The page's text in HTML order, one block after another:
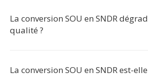
La conversion SOU en SNDR
qualité ?
La conversion SOU en SNDR est-